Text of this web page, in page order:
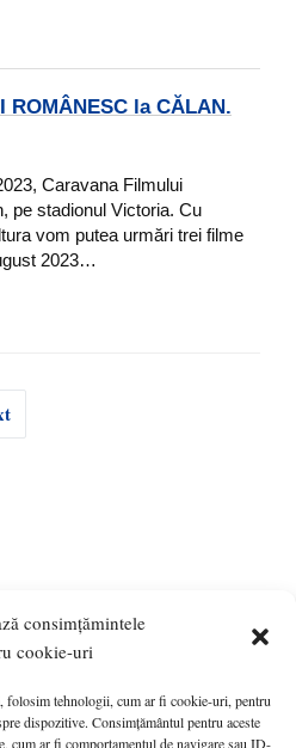
consimțămintele
cookie-uri
folosim tehnologii, cum ar fi cookie-uri, pentru
dispozitive. Consimțământul pentru aceste
cum ar fi comportamentul de navigare sau ID-
ROMÂNESC la CĂLAN.
Caravana Filmului
pe stadionul Victoria. Cu
vom putea urmări trei filme
2023…
OFICIAL LOCAL